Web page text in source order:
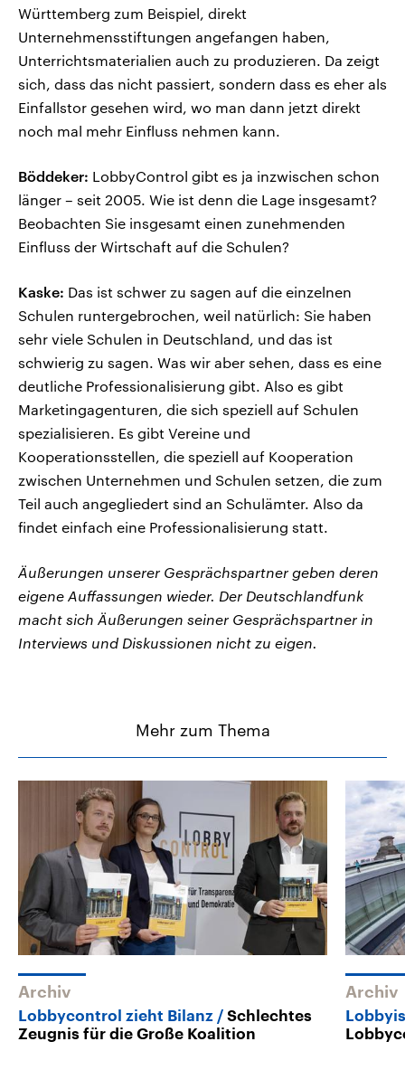
Württemberg zum Beispiel, direkt
Unternehmensstiftungen angefangen haben,
Unterrichtsmaterialien auch zu produzieren. Da zeigt
sich, dass das nicht passiert, sondern dass es eher als
Einfallstor gesehen wird, wo man dann jetzt direkt
noch mal mehr Einfluss nehmen kann.
Böddeker: LobbyControl gibt es ja inzwischen schon
länger – seit 2005. Wie ist denn die Lage insgesamt?
Beobachten Sie insgesamt einen zunehmenden
Einfluss der Wirtschaft auf die Schulen?
Kaske: Das ist schwer zu sagen auf die einzelnen
Schulen runtergebrochen, weil natürlich: Sie haben
sehr viele Schulen in Deutschland, und das ist
schwierig zu sagen. Was wir aber sehen, dass es eine
deutliche Professionalisierung gibt. Also es gibt
Marketingagenturen, die sich speziell auf Schulen
spezialisieren. Es gibt Vereine und
Kooperationsstellen, die speziell auf Kooperation
zwischen Unternehmen und Schulen setzen, die zum
Teil auch angegliedert sind an Schulämter. Also da
findet einfach eine Professionalisierung statt.
Äußerungen unserer Gesprächspartner geben deren
eigene Auffassungen wieder. Der Deutschlandfunk
macht sich Äußerungen seiner Gesprächspartner in
Interviews und Diskussionen nicht zu eigen.
Mehr zum Thema
Archiv
Lobbycontrol zieht Bilanz
Schlechtes
Zeugnis für die Große Koalition
Archiv